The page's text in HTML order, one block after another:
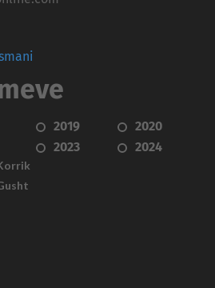
2019
2020
2023
2024